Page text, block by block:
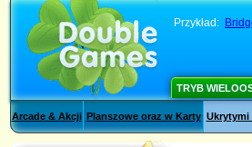
Przykład:
TRYB
Arcade & Akcji Planszowe oraz w Karty Ukrytymi